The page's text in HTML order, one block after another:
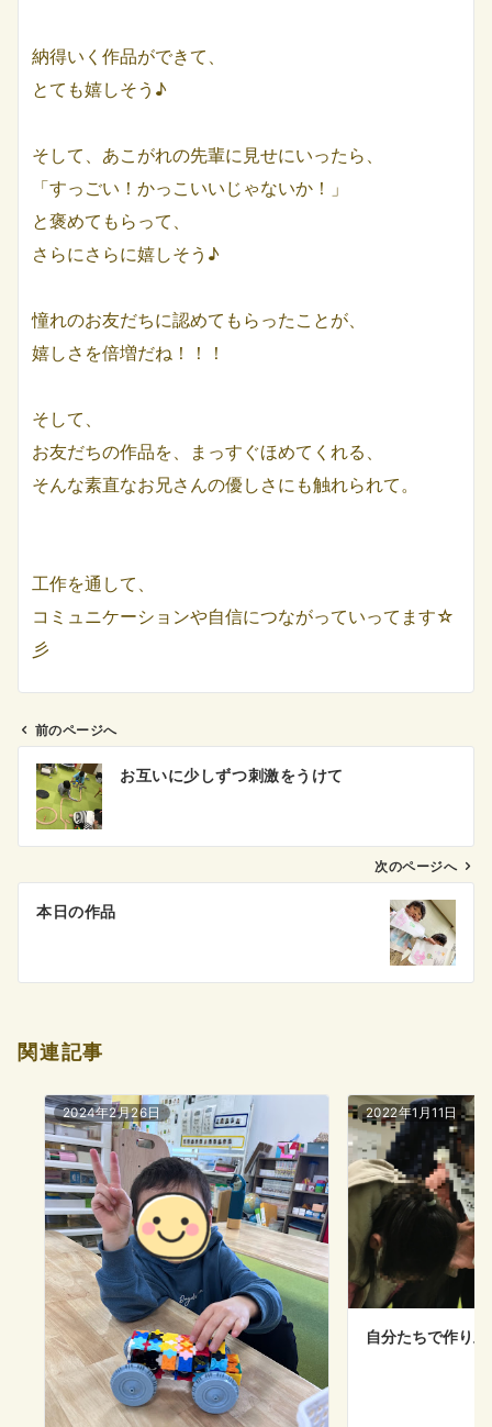
納得いく作品ができて、
とても嬉しそう♪
そして、あこがれの先輩に見せにいったら、
「すっごい！かっこいいじゃないか！」
と褒めてもらって、
さらにさらに嬉しそう♪
憧れのお友だちに認めてもらったことが、
嬉しさを倍増だね！！！
そして、
お友だちの作品を、まっすぐほめてくれる、
そんな素直なお兄さんの優しさにも触れられて。
工作を通して、
コミュニケーションや自信につながっていってます☆
彡
ビ
ン
前のページへ
お互いに少しずつ刺激をうけて
次のページへ
本日の作品
関連記事
2024年2月26日 2022年1月11日
自分たちで作り